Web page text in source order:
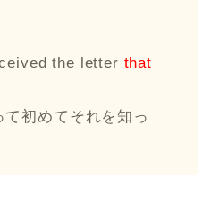
the letter that
て初めてそれを知っ